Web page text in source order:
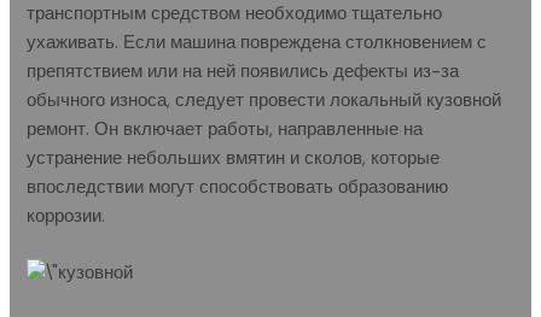
транспортным средством необходимо тщательно
ухаживать. Если машина повреждена столкновением с
препятствием или на ней появились дефекты из-за
обычного износа, следует провести локальный кузовной
ремонт. Он включает работы, направленные на
устранение небольших вмятин и сколов, которые
впоследствии могут способствовать образованию
коррозии.